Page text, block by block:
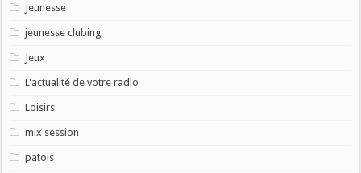
Jeunesse
jeunesse clubing
Jeux
L'actualité de votre radio
Loisirs
mix session
patois